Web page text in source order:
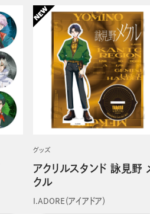
グッズ
アクリルスタンド 詠見野
クル
I.ADORE（アイアドア）